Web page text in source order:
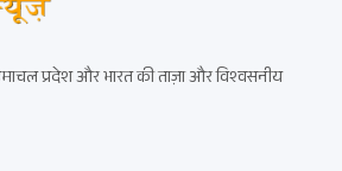
प्रदेश और भारत की ताज़ा और विश्वसनीय